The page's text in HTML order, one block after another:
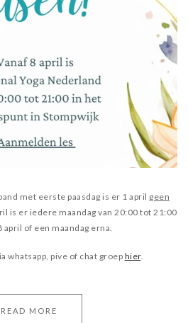
met eerste paasdag is er 1 april geen
is er iedere maandag van 20:00 tot 21:00
april of een maandag erna.
whatsapp, pive of chat groep hier.
READ MORE